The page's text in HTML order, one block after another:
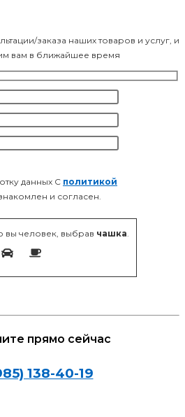
заказа наших товаров и услуг, и
вам в ближайшее время
данных С политикой
и согласен.
вы человек, выбрав чашка.
прямо сейчас
138-40-19